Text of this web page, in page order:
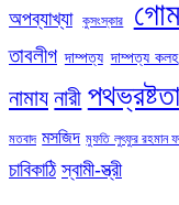
অপব্যাখ্যা কুসংস্কার
তাবলীগ দাম্পত্য দাম্পত্য কলহ
নামায নারী পথভ্রষ্টতা
মতবাদ মসজিদ মুফতি লুৎফুর রহমান
চাবিকাঠি স্বামী-স্ত্রী